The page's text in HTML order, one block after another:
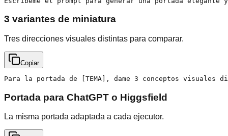
3 variantes de miniatura
Tres direcciones visuales distintas para comparar.
Copiar
Para la portada de [TEMA], dame 3 conceptos
Portada para ChatGPT o Higgsfield
La misma portada adaptada a cada ejecutor.